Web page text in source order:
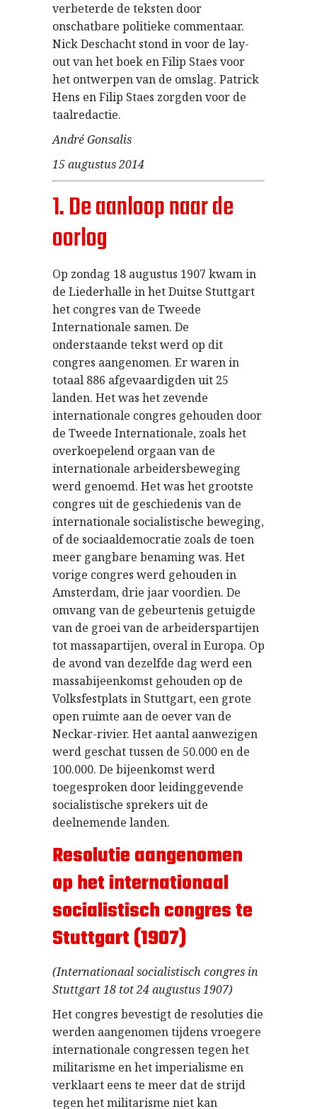
verbeterde de teksten door
onschatbare politieke commentaar.
Nick Deschacht stond in voor de lay-
out van het boek en Filip Staes voor
het ontwerpen van de omslag. Patrick
Hens en Filip Staes zorgden voor de
taalredactie.
André Gonsalis
15 augustus 2014
1. De aanloop naar de
oorlog
Op zondag 18 augustus 1907 kwam in
de Liederhalle in het Duitse Stuttgart
het congres van de Tweede
Internationale samen. De
onderstaande tekst werd op dit
congres aangenomen. Er waren in
totaal 886 afgevaardigden uit 25
landen. Het was het zevende
internationale congres gehouden door
de Tweede Internationale, zoals het
overkoepelend orgaan van de
internationale arbeidersbeweging
werd genoemd. Het was het grootste
congres uit de geschiedenis van de
internationale socialistische beweging,
of de sociaaldemocratie zoals de toen
meer gangbare benaming was. Het
vorige congres werd gehouden in
Amsterdam, drie jaar voordien. De
omvang van de gebeurtenis getuigde
van de groei van de arbeiderspartijen
tot massapartijen, overal in Europa. Op
de avond van dezelfde dag werd een
massabijeenkomst gehouden op de
Volksfestplats in Stuttgart, een grote
open ruimte aan de oever van de
Neckar-rivier. Het aantal aanwezigen
werd geschat tussen de 50.000 en de
100.000. De bijeenkomst werd
toegesproken door leidinggevende
socialistische sprekers uit de
deelnemende landen.
Resolutie aangenomen
op het internationaal
socialistisch congres te
Stuttgart (1907)
(Internationaal socialistisch congres in
Stuttgart 18 tot 24 augustus 1907)
Het congres bevestigt de resoluties die
werden aangenomen tijdens vroegere
internationale congressen tegen het
militarisme en het imperialisme en
verklaart eens te meer dat de strijd
tegen het militarisme niet kan